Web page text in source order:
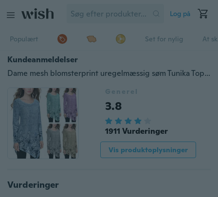
Log på
Populært Set for nylig At
Kundeanmeldelser
Dame mesh blomsterprint uregelmæssig søm Tunika Top flydende tunikaer bluser
Generel
3.8
1911 Vurderinger
Vis produktoplysninger
Vurderinger